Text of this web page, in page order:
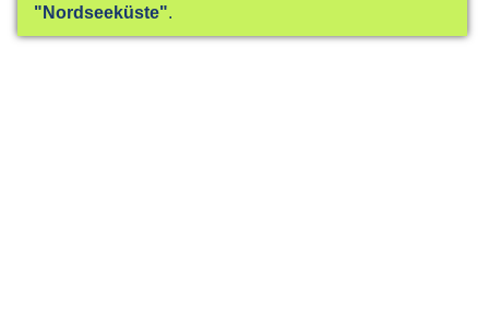
"Nordseeküste"